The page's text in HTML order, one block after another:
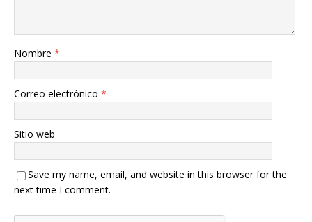
Nombre *
Correo electrónico *
Sitio web
Save my name, email, and website in this browser for the
next time I comment.